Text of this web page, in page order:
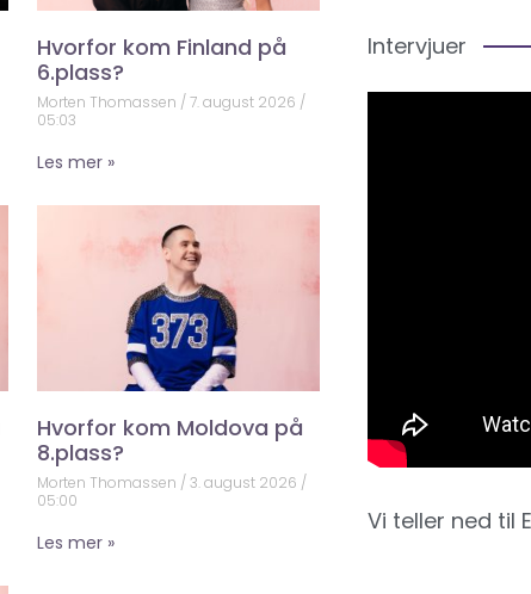
Hvorfor kom Finland på
6.plass?
Morten Thomassen
7. august 2026
05:03
Les mer »
Hvorfor kom Moldova på
8.plass?
Morten Thomassen
3. august 2026
05:00
Les mer »
Intervjuer
Vi teller ned til